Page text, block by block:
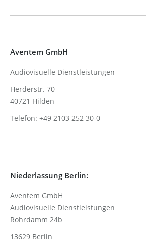
Aventem GmbH
Audiovisuelle Dienstleistungen
Herderstr. 70
40721 Hilden
Telefon: +49 2103 252 30-0
Niederlassung Berlin:
Aventem GmbH
Audiovisuelle Dienstleistungen
Rohrdamm 24b
13629 Berlin